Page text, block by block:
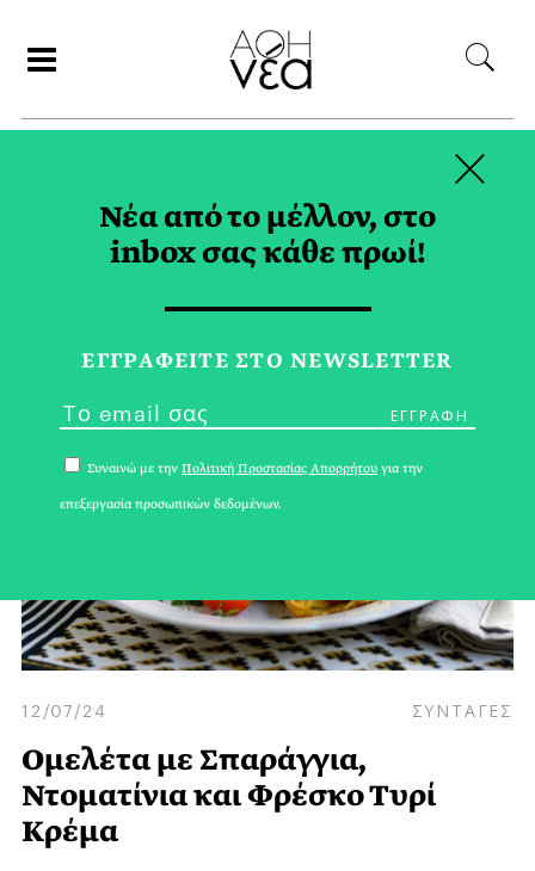
ΑΥΓΑ TAG
12/07/24 ΣΥΝΤΑΓΕΣ
Ομελέτα με Σπαράγγια,
Ντοματίνια και Φρέσκο Τυρί
Κρέμα
Νέα από το μέλλον, στο
inbox σας κάθε πρωί!
ΕΓΓPΑΦΕΙΤΕ ΣΤΟ NEWSLETTER
Συναινώ με την Πολιτική Προστασίας Απορρήτου για την
επεξεργασία προσωπικών δεδομένων.
×